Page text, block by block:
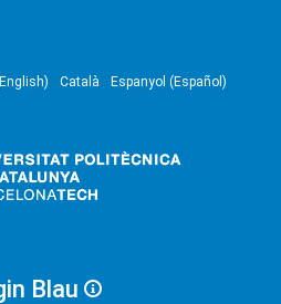
Català Espanyol (Español)
Blau